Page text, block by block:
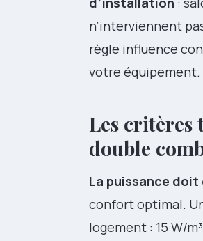
n’interviennent
règle influence
votre équipement.
Les critères
double
La puissance
confort optimal.
logement : 15 W/